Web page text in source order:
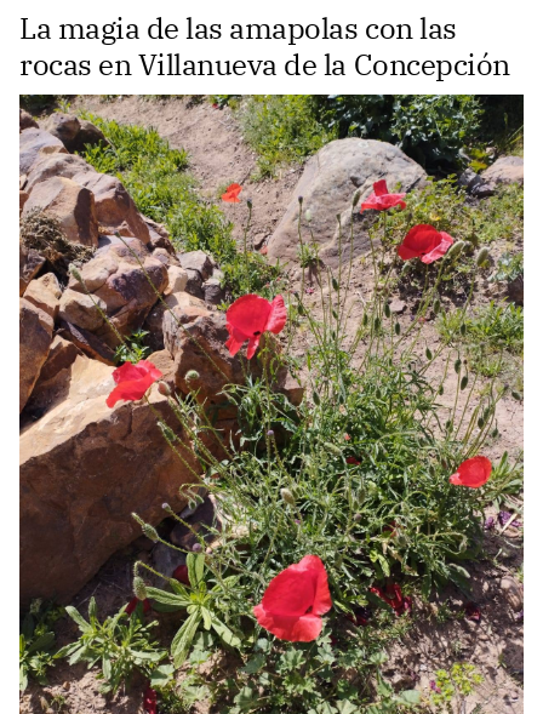
La magia de las amapolas con las
rocas en Villanueva de la Concepción